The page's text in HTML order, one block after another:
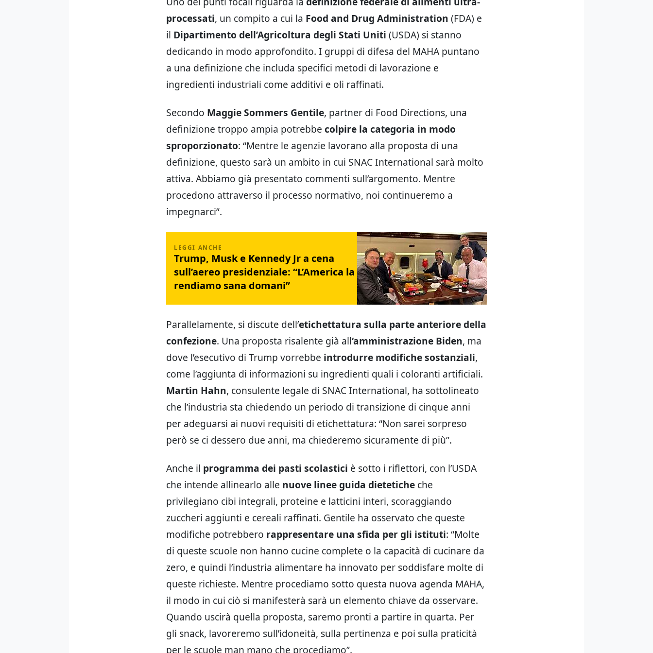
processati, un compito a cui la Food and Drug Administration (FDA) e
il Dipartimento dell’Agricoltura degli Stati Uniti (USDA) si stanno
dedicando in modo approfondito. I gruppi di difesa del MAHA puntano
a una definizione che includa specifici metodi di lavorazione e
ingredienti industriali come additivi e oli raffinati.
Secondo Maggie Sommers Gentile, partner di Food Directions, una
definizione troppo ampia potrebbe colpire la categoria in modo
sproporzionato: “Mentre le agenzie lavorano alla proposta di una
definizione, questo sarà un ambito in cui SNAC International sarà molto
attiva. Abbiamo già presentato commenti sull’argomento. Mentre
procedono attraverso il processo normativo, noi continueremo a
impegnarci”.
Trump, Musk e Kennedy Jr a cena
sull’aereo presidenziale: “L’America la
rendiamo sana domani”
Parallelamente, si discute dell’etichettatura sulla parte anteriore della
confezione. Una proposta risalente già all‘amministrazione Biden, ma
dove l’esecutivo di Trump vorrebbe introdurre modifiche sostanziali,
come l’aggiunta di informazioni su ingredienti quali i coloranti artificiali.
Martin Hahn, consulente legale di SNAC International, ha sottolineato
che l’industria sta chiedendo un periodo di transizione di cinque anni
per adeguarsi ai nuovi requisiti di etichettatura: “Non sarei sorpreso
però se ci dessero due anni, ma chiederemo sicuramente di più”.
Anche il programma dei pasti scolastici è sotto i riflettori, con l’USDA
che intende allinearlo alle nuove linee guida dietetiche che
privilegiano cibi integrali, proteine e latticini interi, scoraggiando
zuccheri aggiunti e cereali raffinati. Gentile ha osservato che queste
modifiche potrebbero rappresentare una sfida per gli istituti: “Molte
di queste scuole non hanno cucine complete o la capacità di cucinare da
zero, e quindi l’industria alimentare ha innovato per soddisfare molte di
queste richieste. Mentre procediamo sotto questa nuova agenda MAHA,
il modo in cui ciò si manifesterà sarà un elemento chiave da osservare.
Quando uscirà quella proposta, saremo pronti a partire in quarta. Per
gli snack, lavoreremo sull’idoneità, sulla pertinenza e poi sulla praticità
per le scuole man mano che procediamo”.